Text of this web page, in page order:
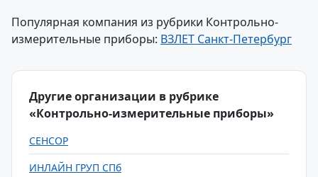
Популярная компания из рубрики Контрольно-
измерительные приборы: ВЗЛЕТ Санкт-Петербург
Другие организации в рубрике
«Контрольно-измерительные приборы»
СЕНСОР
ИНЛАЙН ГРУП СПб